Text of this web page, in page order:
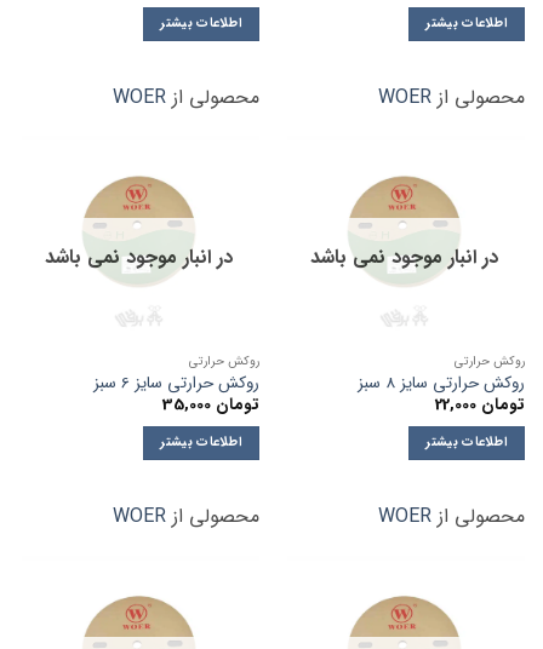
اطلاعات بیشتر
محصولی از WOER
اطلاعات بیشتر
محصولی از WOER
در انبار موجود نمی باشد
روکش حرارتی
روکش حرارتی سایز 8 سبز
تومان
اطلاعات بیشتر
محصولی از WOER
در انبار موجود نمی باشد
روکش حرارتی
روکش حرارتی سایز 6 سبز
تومان
اطلاعات بیشتر
محصولی از WOER